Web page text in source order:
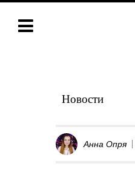
Новости
Анна Опря